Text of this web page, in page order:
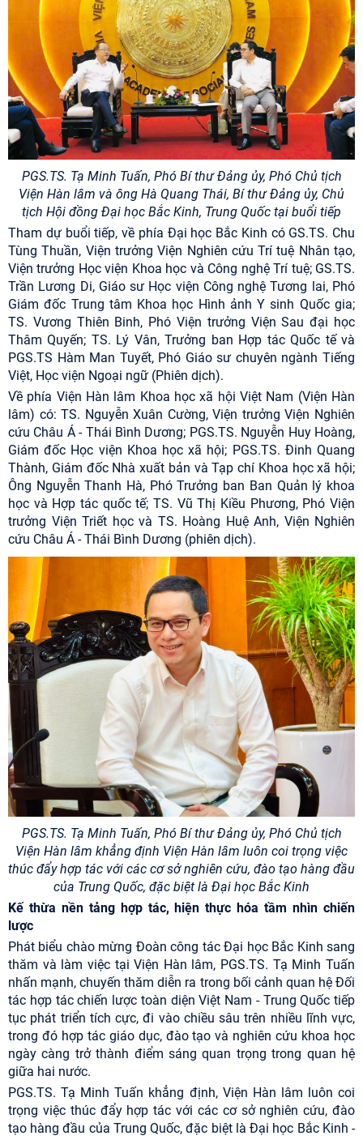
PGS.TS. Tạ Minh Tuấn, Phó Bí thư Đảng ủy, Phó Chủ tịch
Viện Hàn lâm và ông Hà Quang Thái, Bí thư Đảng ủy, Chủ
tịch Hội đồng Đại học Bắc Kinh, Trung Quốc tại buổi tiếp
Tham dự buổi tiếp, về phía Đại học Bắc Kinh có GS.TS. Chu
Tùng Thuần, Viện trưởng Viện Nghiên cứu Trí tuệ Nhân tạo,
Viện trưởng Học viện Khoa học và Công nghệ Trí tuệ; GS.TS.
Trần Lương Di, Giáo sư Học viện Công nghệ Tương lai, Phó
Giám đốc Trung tâm Khoa học Hình ảnh Y sinh Quốc gia;
TS. Vương Thiên Binh, Phó Viện trưởng Viện Sau đại học
Thâm Quyến; TS. Lý Vân, Trưởng ban Hợp tác Quốc tế và
PGS.TS Hàm Man Tuyết, Phó Giáo sư chuyên ngành Tiếng
Việt, Học viện Ngoại ngữ (Phiên dịch).
Về phía Viện Hàn lâm Khoa học xã hội Việt Nam (Viện Hàn
lâm) có:TS. Nguyễn Xuân Cường, Viện trưởng Viện Nghiên
cứu Châu Á - Thái Bình Dương; PGS.TS. Nguyễn Huy Hoàng,
Giám đốc Học viện Khoa học xã hội; PGS.TS. Đinh Quang
Thành, Giám đốc Nhà xuất bản và Tạp chí Khoa học xã hội;
Ông Nguyễn Thanh Hà, Phó Trưởng ban Ban Quản lý khoa
học và Hợp tác quốc tế; TS. Vũ Thị Kiều Phương, Phó Viện
trưởng Viện Triết học và TS. Hoàng Huệ Anh, Viện Nghiên
cứu Châu Á - Thái Bình Dương (phiên dịch).
PGS.TS. Tạ Minh Tuấn, Phó Bí thư Đảng ủy, Phó Chủ tịch
Viện Hàn lâm khẳng định Viện Hàn lâm luôn coi trọng việc
thúc đẩy hợp tác với các cơ sở nghiên cứu, đào tạo hàng đầu
của Trung Quốc, đặc biệt là Đại học Bắc Kinh
Kế thừa nền tảng hợp tác, hiện thực hóa tầm nhìn chiến
lược
Phát biểu chào mừng Đoàn công tác Đại học Bắc Kinh sang
thăm và làm việc tại Viện Hàn lâm, PGS.TS. Tạ Minh Tuấn
nhấn mạnh, chuyến thăm diễn ra trong bối cảnh quan hệ Đối
tác hợp tác chiến lược toàn diện Việt Nam - Trung Quốc tiếp
tục phát triển tích cực, đi vào chiều sâu trên nhiều lĩnh vực,
trong đó hợp tác giáo dục, đào tạo và nghiên cứu khoa học
ngày càng trở thành điểm sáng quan trọng trong quan hệ
giữa hai nước.
PGS.TS. Tạ Minh Tuấn khẳng định, Viện Hàn lâm luôn coi
trọng việc thúc đẩy hợp tác với các cơ sở nghiên cứu, đào
tạo hàng đầu của Trung Quốc, đặc biệt là Đại học Bắc Kinh -